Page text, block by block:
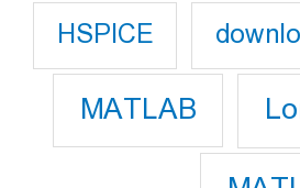
HSPICE
MATLAB